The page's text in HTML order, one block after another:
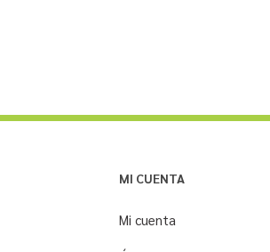
MI CUENTA
Mi cuenta